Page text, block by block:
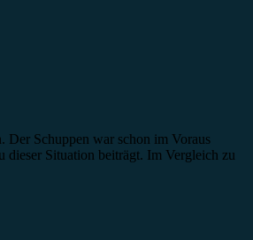
Der Schuppen war schon im Voraus
Situation beiträgt. Im Vergleich zu